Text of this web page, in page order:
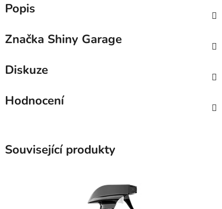
Popis
Značka Shiny Garage
Diskuze
Hodnocení
Související produkty